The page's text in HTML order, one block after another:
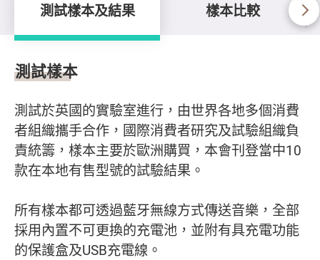
測試樣本及結果 樣本比較
測試樣本及結果
測試樣本
測試於英國的實驗室進行，由世界各地多個消費
者組織攜手合作，國際消費者研究及試驗組織負
責統籌，樣本主要於歐洲購買，本會刊登當中10
款在本地有售型號的試驗結果。
所有樣本都可透過藍牙無線方式傳送音樂，全部
採用內置不可更換的充電池，並附有具充電功能
的保護盒及USB充電線。